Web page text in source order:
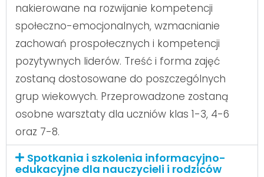
nakierowane na rozwijanie kompetencji
społeczno-emocjonalnych, wzmacnianie
zachowań prospołecznych i kompetencji
pozytywnych liderów. Treść i forma zajęć
zostaną dostosowane do poszczególnych
grup wiekowych. Przeprowadzone zostaną
osobne warsztaty dla uczniów klas 1-3, 4-6
oraz 7-8.
Spotkania i szkolenia informacyjno-
edukacyjne dla nauczycieli i rodziców